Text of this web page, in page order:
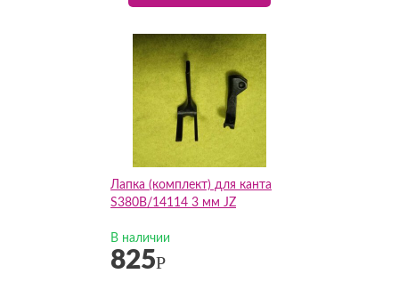
Лапка (комплект) для канта
S380B/14114 3 мм JZ
В наличии
825Р